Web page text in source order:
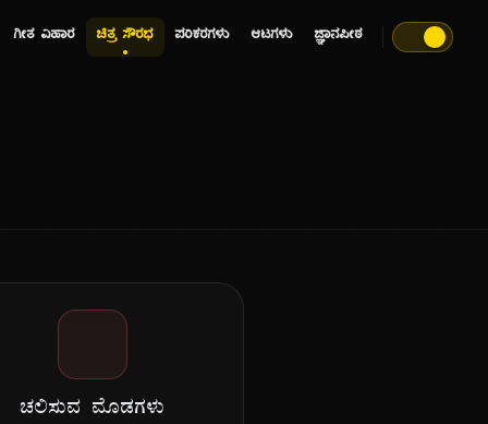
ಗೀತ ವಿಹಾರ ಚಿತ್ರ ಸೌರಭ ಪರಿಕರಗಳು ಆಟಗಳು ಜ್ಞಾನಪೀಠ
ಚಲಿಸುವ ಮೊಡಗಳು